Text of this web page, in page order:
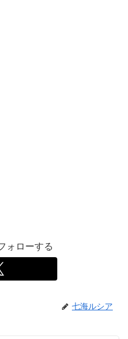
ォローする
七海ルシア